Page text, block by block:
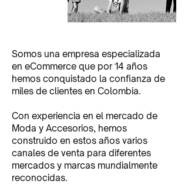
Somos una empresa especializada
en eCommerce que por 14 años
hemos conquistado la confianza de
miles de clientes en Colombia.
Con experiencia en el mercado de
Moda y Accesorios, hemos
construido en estos años varios
canales de venta para diferentes
mercados y marcas mundialmente
reconocidas.